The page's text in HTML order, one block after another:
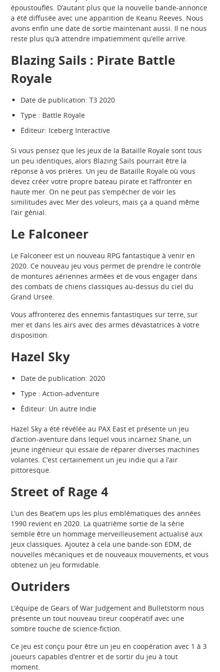
époustouflés. D’autant plus que la nouvelle bande-annonce
a été diffusée avec une apparition de Keanu Reeves. Nous
avons enfin une date de sortie maintenant aussi. Il ne nous
reste plus qu’à attendre impatiemment qu’elle arrive.
Blazing Sails : Pirate Battle
Royale
Date de publication: T3 2020
Type : Battle Royale
Éditeur: Iceberg Interactive
Si vous pensez que les jeux de la Bataille Royale sont tous
un peu identiques, alors Blazing Sails pourrait être la
réponse à vos prières. Un jeu de Bataille Royale où vous
devez créer votre propre bateau pirate et l’affronter en
haute mer. On ne peut pas s’empêcher de voir les
similitudes avec Mer des voleurs, mais ça a quand même
l’air génial.
Le Falconeer
Le Falconeer est un nouveau RPG fantastique à venir en
2020. Ce nouveau jeu vous permet de prendre le contrôle
de montures aériennes armées et de vous engager dans
des combats de chiens classiques au-dessus du ciel du
Grand Ursee.
Vous affronterez des ennemis fantastiques sur terre, sur
mer et dans les airs avec des armes dévastatrices à votre
disposition.
Hazel Sky
Date de publication: 2020
Type : Action-adventure
Éditeur: Un autre Indie
Hazel Sky a été révélée au PAX East et présente un jeu
d’action-aventure dans lequel vous incarnez Shane, un
jeune ingénieur qui essaie de réparer diverses machines
volantes. C’est certainement un jeu indie qui a l’air
pittoresque.
Street of Rage 4
L’un des Beat’em ups les plus emblématiques des années
1990 revient en 2020. La quatrième sortie de la série
semble être un hommage merveilleusement actualisé aux
jeux classiques. Ajoutez à cela une bande-son EDM, de
nouvelles mécaniques et de nouveaux mouvements, et vous
obtenez un jeu formidable.
Outriders
L’équipe de Gears of War Judgement and Bulletstorm nous
présente un tout nouveau tireur coopératif avec une
sombre touche de science-fiction.
Ce jeu est conçu pour être un jeu en coopération avec 1 à 3
joueurs capables d’entrer et de sortir du jeu à tout
moment.